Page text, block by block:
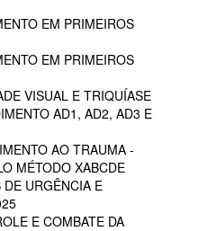
EM PRIMEIROS
EM PRIMEIROS
VISUAL E TRIQUÍASE
AD1, AD2, AD3 E
AO TRAUMA -
MÉTODO XABCDE
URGÊNCIA E
E COMBATE DA